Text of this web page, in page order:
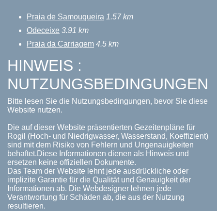
Praia de Samouqueira 1.57 km
Odeceixe 3.91 km
Praia da Carriagem 4.5 km
HINWEIS :
NUTZUNGSBEDINGUNGEN
Bitte lesen Sie die Nutzungsbedingungen, bevor Sie diese
Website nutzen.
Die auf dieser Website präsentierten Gezeitenpläne für
Rogil (Hoch- und Niedrigwasser, Wasserstand, Koeffizient)
sind mit dem Risiko von Fehlern und Ungenauigkeiten
behaftet.Diese Informationen dienen als Hinweis und
ersetzen keine offiziellen Dokumente.
Das Team der Website lehnt jede ausdrückliche oder
implizite Garantie für die Qualität und Genauigkeit der
Informationen ab. Die Webdesigner lehnen jede
Verantwortung für Schäden ab, die aus der Nutzung
resultieren.